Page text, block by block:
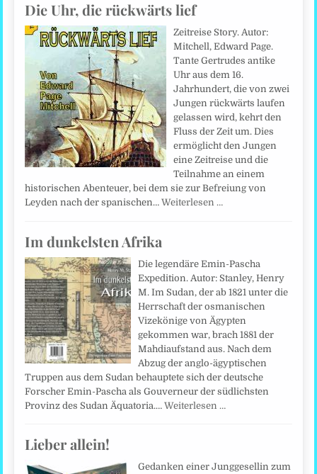
Die Uhr, die rückwärts lief
Zeitreise Story. Autor:
Mitchell, Edward Page.
Tante Gertrudes antike
Uhr aus dem 16.
Jahrhundert, die von zwei
Jungen rückwärts laufen
gelassen wird, kehrt den
Fluss der Zeit um. Dies
ermöglicht den Jungen
eine Zeitreise und die
Teilnahme an einem
historischen Abenteuer, bei dem sie zur Befreiung von
Leyden nach der spanischen…Weiterlesen …
Im dunkelsten Afrika
Die legendäre Emin-Pascha
Expedition. Autor: Stanley, Henry
M. Im Sudan, der ab 1821 unter die
Herrschaft der osmanischen
Vizekönige von Ägypten
gekommen war, brach 1881 der
Mahdiaufstand aus. Nach dem
Abzug der anglo-ägyptischen
Truppen aus dem Sudan behauptete sich der deutsche
Forscher Emin-Pascha als Gouverneur der südlichsten
Provinz des Sudan Äquatoria.…Weiterlesen …
Lieber allein!
Gedanken einer Junggesellin zum